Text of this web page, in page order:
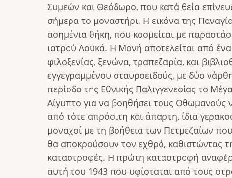
Συμεών και Θεόδωρο, που κατά θεία
σήμερα το μοναστήρι. Η εικόνα της
ασημένια θήκη, που κοσμείται με
ιατρού Λουκά. Η Μονή αποτελείται από
φιλοξενίας, ξενώνα, τραπεζαρία, και
εγγεγραμμένου σταυροειδούς, με δύο
περίοδο της Εθνικής Παλιγγενεσίας το
Αίγυπτο για να βοηθήσει τους
από τότε απρόσιτη και άπαρτη, ίδια
μοναχοί με τη βοήθεια των Πετμεζαίων
θα αποκρούσουν τον εχθρό, καθιστώντας
καταστροφές. Η πρώτη καταστροφή
αυτή του 1943 που υφίσταται από τους